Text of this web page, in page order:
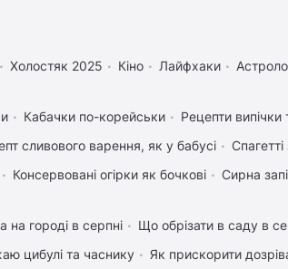
Холостяк 2025 Кіно Лайфхаки
Кабачки по-корейськи Рецепти
сливового варення, як у бабусі
Консервовані огірки як бочкові Сирна
городі в серпні Що обрізати в саду в
цибулі та часнику
Як прискорити